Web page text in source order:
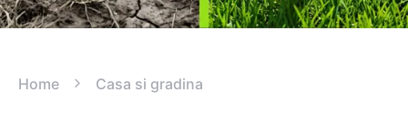
Home Casa si gradina